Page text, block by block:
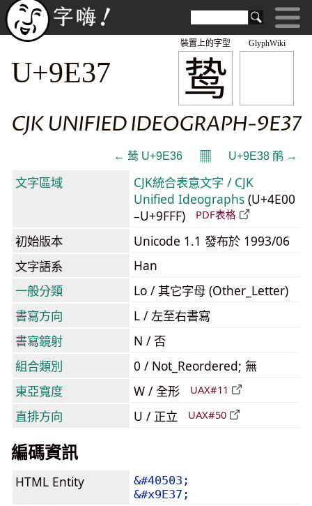
GlyphWiki
鸷
裝置上的字型
U+9E37
CJK UNIFIED IDEOGRAPH-9E37
← 鸶 U+9E36 𝄜 U+9E38 鸸 →
文字區域
CJK統合表意文字 / CJK
Unified Ideographs (U+4E00
–U+9FFF)
PDF表格
初始版本
Unicode 1.1 發布於 1993/06
文字語系
Han
一般分類
Lo / 其它字母 (Other_Letter)
書寫方向
L / 左至右書寫
書寫鏡射
N / 否
組合類別
0 / Not_Reordered; 無
東亞寬度
W / 全形 UAX#11
直排方向 U / 正立 UAX#50
編碼資訊
HTML Entity
&#40503;
&#x9E37;